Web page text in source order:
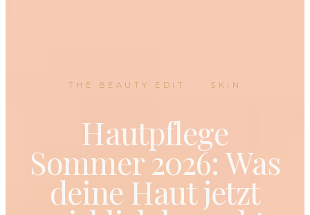
THE BEAUTY EDIT SKIN
Hautpflege
Sommer 2026: Was
deine Haut jetzt